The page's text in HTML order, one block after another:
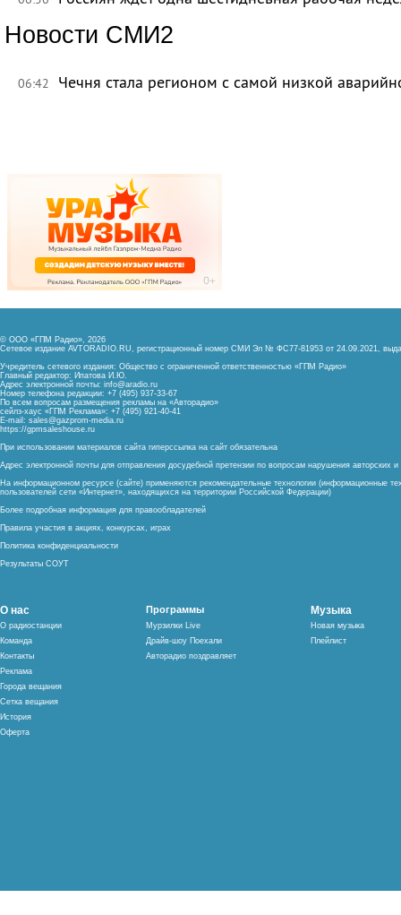
Новости СМИ2
06:42 Чечня стала регионом с самой низкой
© ООО «ГПМ Радио», 2026
Сетевое издание AVTORADIO.RU, регистрационный номер СМИ Эл № ФС77-81953 от 24.09.2021,
Учредитель сетевого издания: Общество с ограниченной ответственностью «ГПМ Радио»
Главный редактор: Ипатова И.Ю.
Адрес электронной почты: info@aradio.ru
Номер телефона редакции: +7 (495) 937-33-67
По всем вопросам размещения рекламы на «Авторадио»
сейлз-хаус «ГПМ Реклама»: +7 (495) 921-40-41
E-mail: sales@gazprom-media.ru
https://gpmsaleshouse.ru
При использовании материалов сайта гиперссылка на сайт обязательна
Адрес электронной почты для отправления досудебной претензии по вопросам нарушения авторских
На информационном ресурсе (сайте) применяются рекомендательные технологии (информационные
пользователей сети «Интернет», находящихся на территории Российской Федерации)
Более подробная информация для правообладателей
Правила участия в акциях, конкурсах, играх
Политика конфиденциальности
Результаты СОУТ
О нас
О радиостанции
Команда
Контакты
Реклама
Города вещания
Сетка вещания
История
Оферта
Программы
Мурзилки Live
Драйв-шоу Поехали
Авторадио поздравляет
Музыка
Новая музыка
Плейлист